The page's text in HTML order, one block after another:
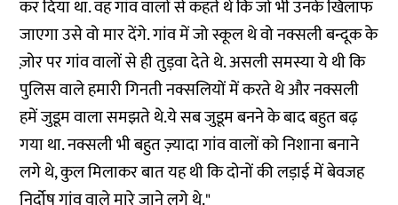
कर दिया था. वह गांव वालों से कहते थे कि जो भी उनके खिलाफ
जाएगा उसे वो मार देंगे. गांव में जो स्कूल थे वो नक्सली बन्दूक के
ज़ोर पर गांव वालों से ही तुड़वा देते थे. असली समस्या ये थी कि
पुलिस वाले हमारी गिनती नक्सलियों में करते थे और नक्सली
हमें जुडूम वाला समझते थे.ये सब जुडूम बनने के बाद बहुत बढ़
गया था. नक्सली भी बहुत ज़्यादा गांव वालों को निशाना बनाने
लगे थे, कुल मिलाकर बात यह थी कि दोनों की लड़ाई में बेवजह